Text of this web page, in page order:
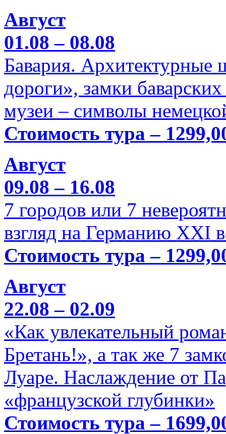
Август
01.08 – 08.08
Бавария. Архитектурные
дороги», замки
музеи – символы
Стоимость тура –
Август
09.08 – 16.08
7 городов или 7
взгляд на Германию XXI
Стоимость тура –
Август
22.08 – 02.09
«Как увлекательный
Бретань!», а так же 7
Луаре. Наслаждение от
«французской глубинки»
Стоимость тура –